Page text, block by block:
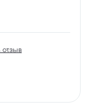
отзыв